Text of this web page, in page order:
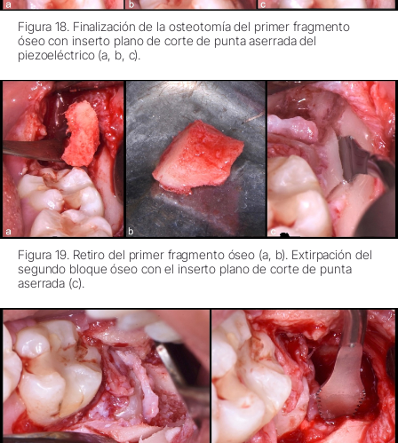
Figura 18. Finalización de la osteotomía del primer fragmento
óseo con inserto plano de corte de punta aserrada del
piezoeléctrico (a, b, c).
Figura 19. Retiro del primer fragmento óseo (a, b). Extirpación del
segundo bloque óseo con el inserto plano de corte de punta
aserrada (c).